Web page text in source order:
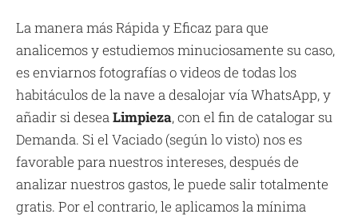
La manera más Rápida y Eficaz para que
analicemos y estudiemos minuciosamente su caso,
es enviarnos fotografías o videos de todas los
habitáculos de la nave a desalojar vía WhatsApp, y
añadir si deseaLimpieza, con el fin de catalogar su
Demanda. Si el Vaciado (según lo visto) nos es
favorable para nuestros intereses, después de
analizar nuestros gastos, le puede salir totalmente
gratis. Por el contrario, le aplicamos la mínima